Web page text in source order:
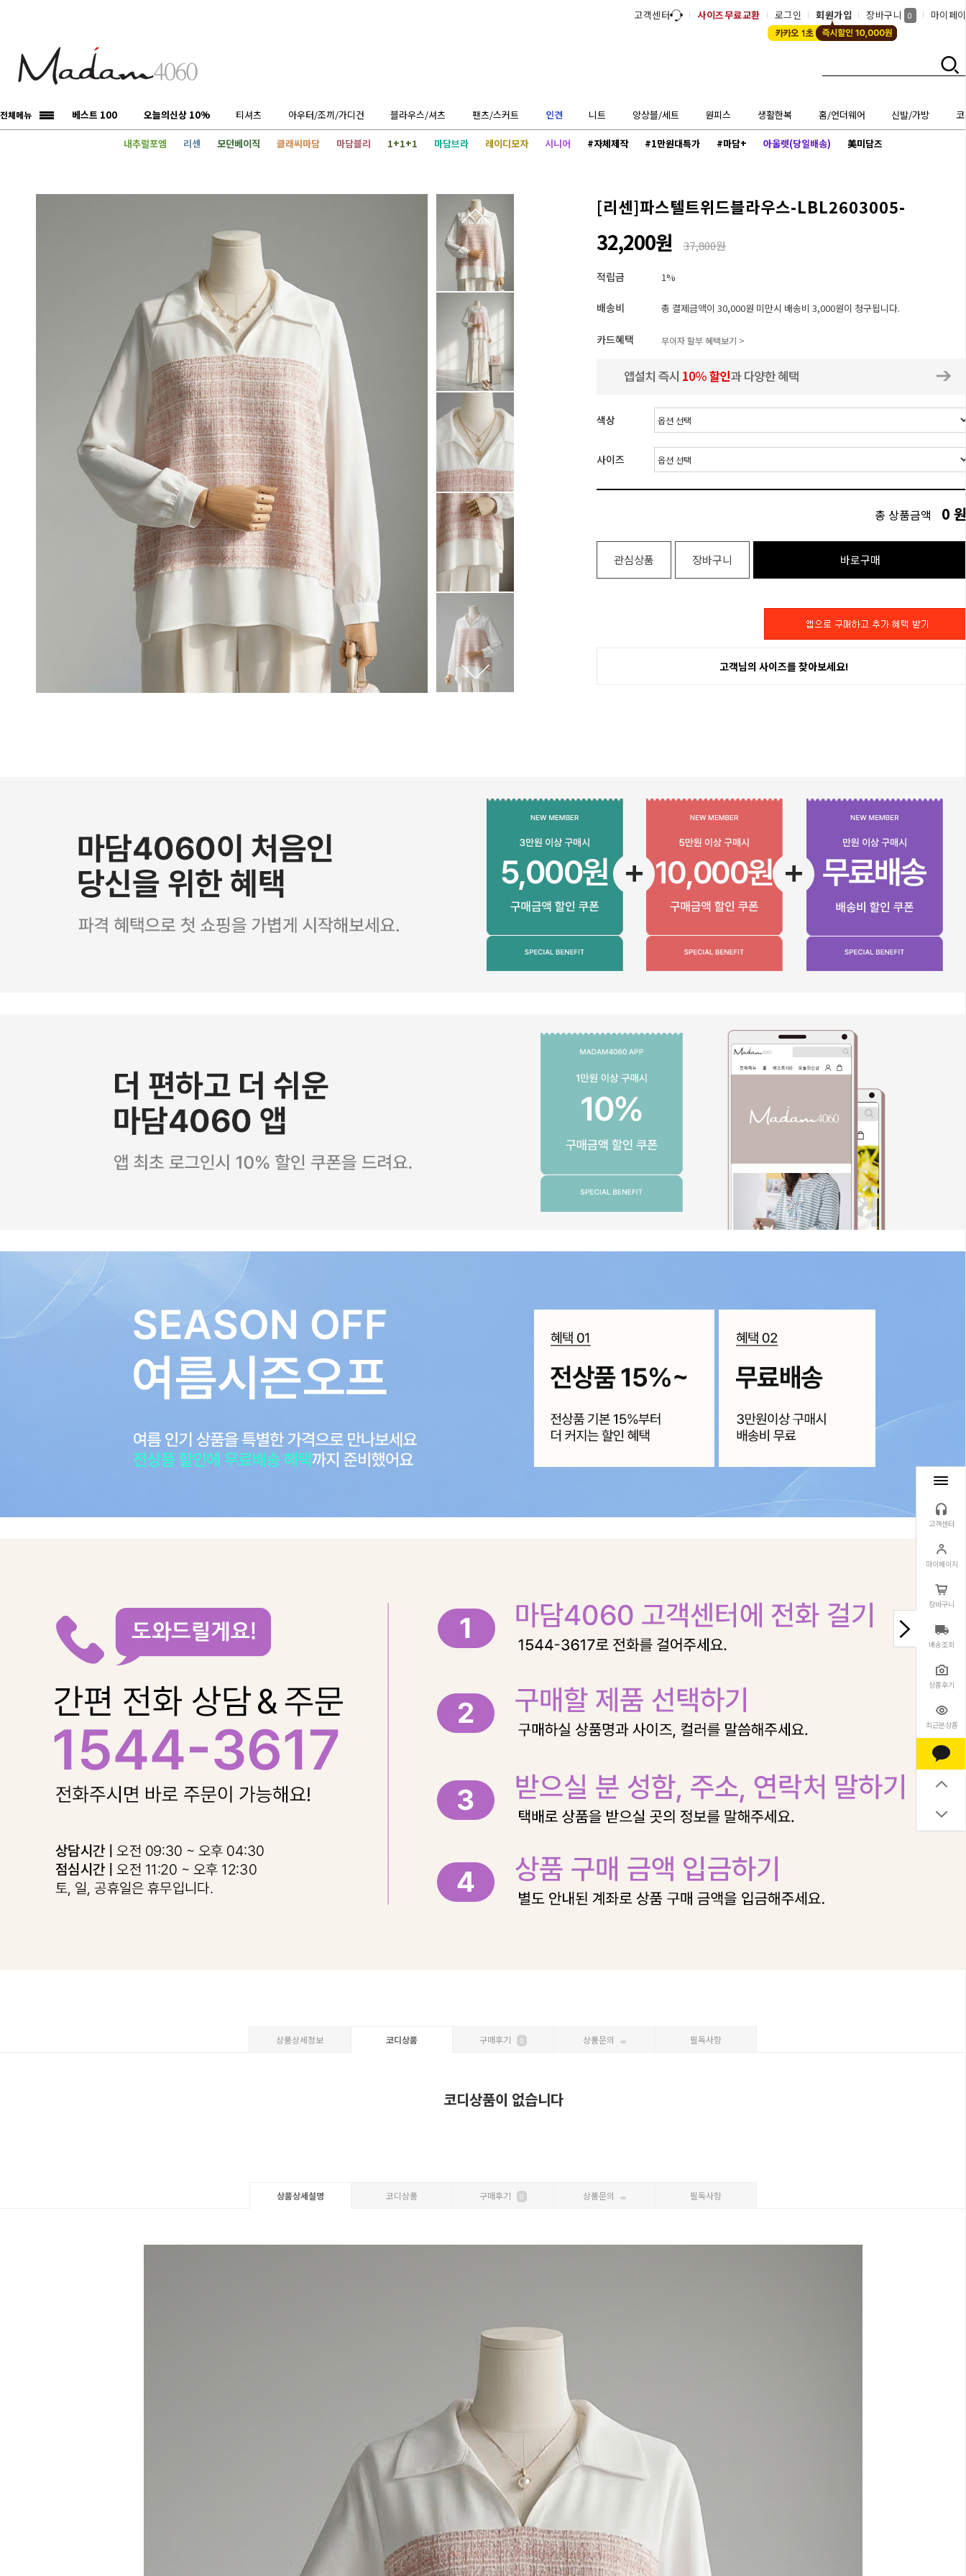
고객센터
마이페이지
장바구니
배송조회
상품후기
최근본상품
고객센터 사이즈무료교환 로그인 회원가입 장바구니 0 마이페
전체메뉴 베스트 100 오늘의신상 10% 티셔츠 아우터/조끼/가디건 블라우스/셔츠 팬츠/스커트 인견 니트 앙상블/세트 원피스 생활한복 홈/언더웨어 신발/가방
내추럴포엠 리센 모던베이직 클래씨마담 마담블리 1+1+1 마담브라 레이디모자 시니어 #자체제작 #1만원대특가 #마담+ 아울렛(당일배송) 美미담즈
[리센]파스텔트위드블라우스-LBL2603005-
32,200원 37,800원
적립금 1%
배송비 총 결제금액이 30,000원 미만시 배송비 3,000원이 청구됩니다.
카드혜택 무이자 할부 혜택보기 >
색상
사이즈
총 상품금액 0 원
관심상품 장바구니 바로구매
고객님의 사이즈를 찾아보세요!
상품상세정보 코디상품 구매후기 0 상품문의 필독사항
코디상품이 없습니다
상품상세설명 코디상품 구매후기 0 상품문의 필독사항